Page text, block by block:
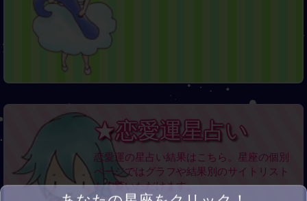
★恋愛運星占い
恋愛運の星占い結果はこちら。星座の個別
ページではグラフや結果別のサイトリスト
もご覧いただけます。